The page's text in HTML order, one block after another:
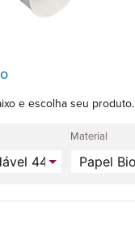
e escolha seu produto.
Material